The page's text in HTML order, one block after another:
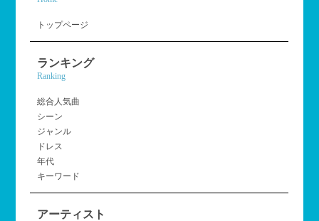
トップページ
ランキング
Ranking
総合人気曲
シーン
ジャンル
ドレス
年代
キーワード
アーティスト